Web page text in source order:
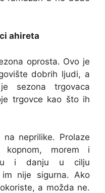
ahireta
oprosta. Ovo je
dobrih ljudi, a
sezona trgovaca
trgovce kao što ih
neprilike. Prolaze
morem i
i danju u cilju
nije sigurna. Ako
a možda ne.